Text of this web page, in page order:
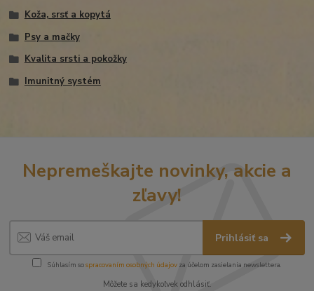
Koža, srsť a kopytá
Psy a mačky
Kvalita srsti a pokožky
Imunitný systém
Nepremeškajte novinky, akcie a
zľavy!
Prihlásiť sa
Súhlasím sospracovaním osobných údajov za účelom zasielania newslettera.
Môžete sa kedykoľvek odhlásiť.